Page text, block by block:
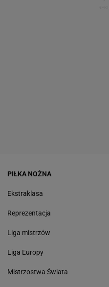
PIŁKA NOŻNA
Ekstraklasa
Reprezentacja
Liga mistrzów
Liga Europy
Mistrzostwa Świata